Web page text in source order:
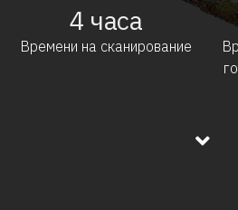
4 часа
Времени на сканирование